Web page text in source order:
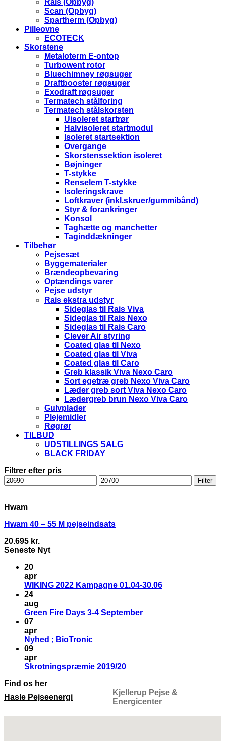
Rais (Opbyg)
Scan (Opbyg)
Spartherm (Opbyg)
Pilleovne
ECOTECK
Skorstene
Metaloterm E-ontop
Turbowent rotor
Bluechimney røgsuger
Draftbooster røgsuger
Exodraft røgsuger
Termatech stålforing
Termatech stålskorsten
Uisoleret startrør
Halvisoleret startmodul
Isoleret startsektion
Overgange
Skorstenssektion isoleret
Bøjninger
T-stykke
Renselem T-stykke
Isoleringskrave
Loftkraver (inkl.skruer/gummibånd)
Styr & forankringer
Konsol
Taghætte og manchetter
Taginddækninger
Tilbehør
Pejsesæt
Byggematerialer
Brændeopbevaring
Optændings varer
Pejse udstyr
Rais ekstra udstyr
Sideglas til Rais Viva
Sideglas til Rais Nexo
Sideglas til Rais Caro
Clever Air styring
Coated glas til Nexo
Coated glas til Viva
Coated glas til Caro
Greb klassik Viva Nexo Caro
Sort egetræ greb Nexo Viva Caro
Læder greb sort Viva Nexo Caro
Lædergreb brun Nexo Viva Caro
Gulvplader
Plejemidler
Røgrør
TILBUD
UDSTILLINGS SALG
BLACK FRIDAY
Filtrer efter pris
Mindste
pris
Højeste
pris
Filter
Hwam
Hwam 40 – 55 M pejseindsats
20.695 kr.
Seneste Nyt
20
apr
WIKING 2022 Kampagne 01.04-30.06
24
aug
Green Fire Days 3-4 September
07
apr
Nyhed ; BioTronic
09
apr
Skrotningspræmie 2019/20
Find os her
Hasle Pejseenergi
Kjellerup Pejse &
Energicenter